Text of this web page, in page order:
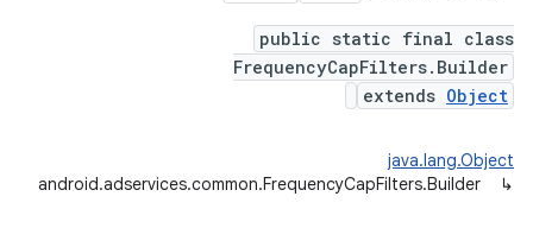
public static final class
FrequencyCapFilters.Builder
extends Object
java.lang.Object
↳
android.adservices.common.FrequencyCapFilters.Builder